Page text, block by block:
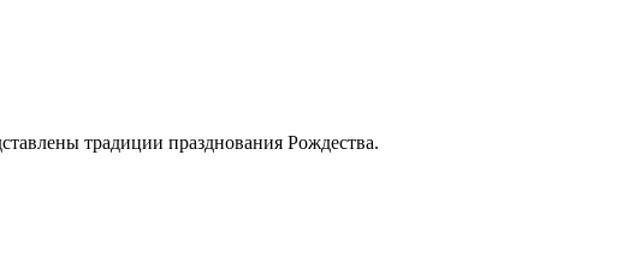
традиции празднования Рождества.